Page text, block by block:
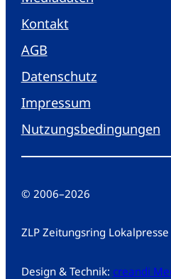
Kontakt
AGB
Datenschutz
Impressum
Nutzungsbedingungen
© 2006–2026
ZLP Zeitungsring
Design & Technik: creandi